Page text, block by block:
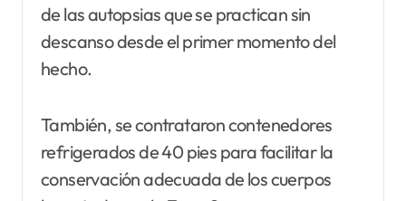
de las autopsias que se practican sin
descanso desde el primer momento del
hecho.
También, se contrataron contenedores
refrigerados de 40 pies para facilitar la
conservación adecuada de los cuerpos